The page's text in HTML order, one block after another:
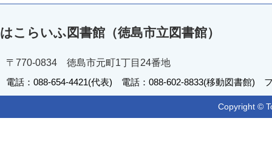
はこらいふ図書館（徳島市立図書館）
〒770-0834 徳島市元町1丁目24番地
電話：088-654-4421(代表) 電話：088-602-8833(移動図書館)
Copyright ©